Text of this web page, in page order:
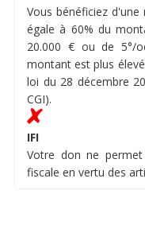
Vous bénéficiez
égale à 60% du
20.000 € ou de 5°/
montant est plus
loi du 28 décembre
CGI).
IFI
Votre don ne
fiscale en vertu des